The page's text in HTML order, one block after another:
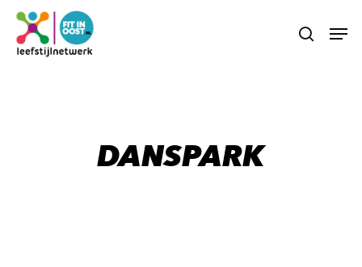
Skip
main
search
DANSPARK